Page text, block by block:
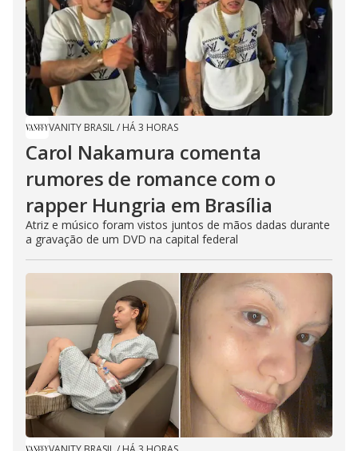
VANITY BRASIL/ HÁ 3 HORAS
Carol Nakamura comenta
rumores de romance com o
rapper Hungria em Brasília
Atriz e músico foram vistos juntos de mãos dadas durante
a gravação de um DVD na capital federal